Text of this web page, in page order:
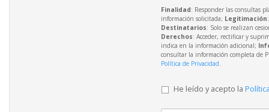
Finalidad: Responder las consultas
información solicitada; Legitimación
Destinatarios: Solo se realizan
Derechos: Acceder, rectificar y
indica en la información adicional;
consultar la información completa de
Política de Privacidad.
He leído y acepto la